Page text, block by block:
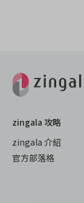
zingala 攻略
zingala 介紹
官方部落格